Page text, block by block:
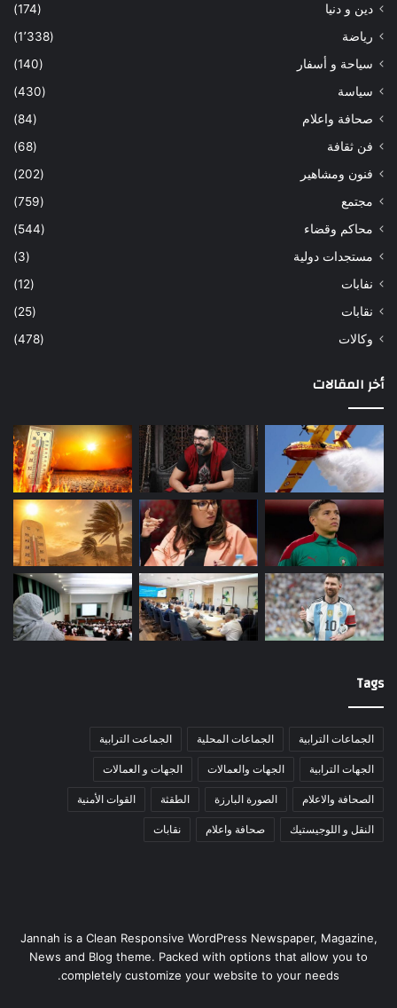
دين و دنيا
(174)
رياضة
(1٬338)
سياحة و أسفار
(140)
سياسة
(430)
صحافة واعلام
(84)
فن ثقافة
(68)
فنون ومشاهير
(202)
مجتمع
(759)
محاكم وقضاء
(544)
مستجدات دولية
(3)
نفابات
(12)
نقابات
(25)
وكالات
(478)
أخر المقالات
Tags
الجماعات الترابية الجماعات المحلية الجماعت الترابية
الجهات الترابية الجهات والعمالات الجهات و العمالات
الصحافة والاعلام الصورة البارزة الطقثة القوات الأمنية
النقل و اللوجيستيك صحافة واعلام نقابات
Jannah is a Clean Responsive WordPress Newspaper, Magazine,
News and Blog theme. Packed with options that allow you to
completely customize your website to your needs.